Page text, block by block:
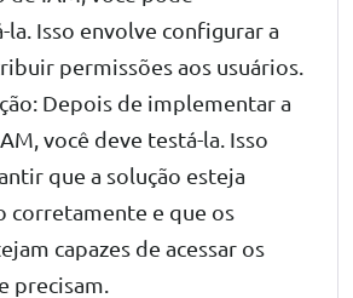
Isso envolve configurar a
permissões aos usuários.
Depois de implementar a
você deve testá-la. Isso
que a solução esteja
corretamente e que os
capazes de acessar os
precisam.